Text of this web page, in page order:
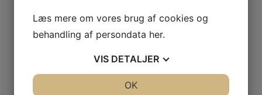
Bliv sponsor
Donationer
Læs mere om vores brug af cookies og
behandling af persondata her.
VIS DETALJER
OK